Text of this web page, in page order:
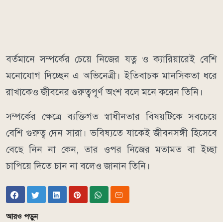
বর্তমানে সম্পর্কের চেয়ে নিজের যত্ন ও ক্যারিয়ারেই বেশি
মনোযোগ দিচ্ছেন এ অভিনেত্রী। ইতিবাচক মানসিকতা ধরে
রাখাকেও জীবনের গুরুত্বপূর্ণ অংশ বলে মনে করেন তিনি।
সম্পর্কের ক্ষেত্রে ব্যক্তিগত স্বাধীনতার বিষয়টিকে সবচেয়ে
বেশি গুরুত্ব দেন সারা। ভবিষ্যতে যাকেই জীবনসঙ্গী হিসেবে
বেছে নিন না কেন, তার ওপর নিজের মতামত বা ইচ্ছা
চাপিয়ে দিতে চান না বলেও জানান তিনি।
আরও পড়ুন